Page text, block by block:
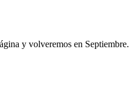
y volveremos en Septiembre.